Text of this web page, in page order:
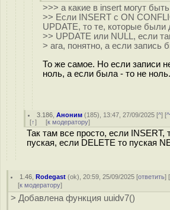
>>> а какие в insert могут
>> Если INSERT с ON
UPDATE, то те, которые были
>> UPDATE или NULL, если
> ага, понятно, а если запись
То же самое. Но если записи
ноль, а если была - то не ноль.
3.186 ,Аноним (185), 13:47, 27/09/2025 [^] [
[↑] [к модератору]
Так там все просто, если INSERT,
пуская, если DELETE то пуская
1.46 ,Rodegast (ok), 20:59, 25/09/2025 [ответить] [
[к модератору]
> Добавлена функция uuidv7()